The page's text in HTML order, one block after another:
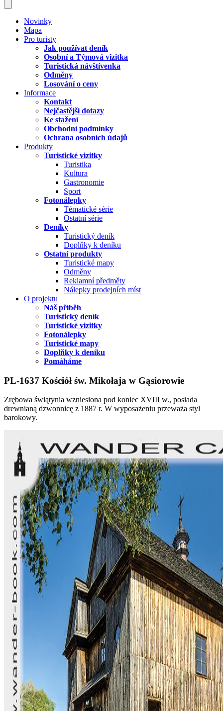
Novinky
Mapa
Pro turisty
Jak používat deník
Osobní a Týmová vizitka
Turistická návštívenka
Odměny
Losování o ceny
Informace
Kontakt
Nejčastější dotazy
Ke stažení
Obchodní podmínky
Ochrana osobních údajů
Produkty
Turistické vizitky
Turistika
Kultura
Gastronomie
Sport
Fotonálepky
Tématické série
Ostatní série
Deníky
Turistický deník
Doplňky k deníku
Ostatní produkty
Turistické mapy
Odměny
Reklamní předměty
Nálepky prodejních míst
O projektu
Náš příběh
Turistický deník
Turistické vizitky
Fotonálepky
Turistické mapy
Doplňky k deníku
Pomáháme
PL-1637 Kościół św. Mikołaja w Gąsiorowie
Zrębowa świątynia wzniesiona pod koniec XVIII w., posiada
drewnianą dzwonnicę z 1887 r. W wyposażeniu przeważa styl
barokowy.